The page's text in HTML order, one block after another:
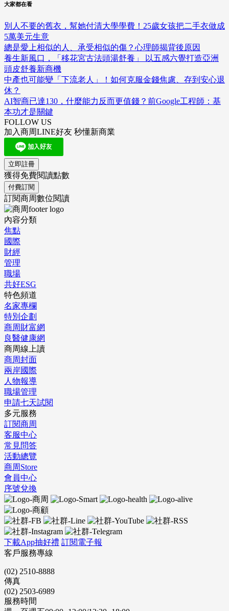
大家都在看
別人不要的舊衣，幫她付清大學學費！25歲女孩把二手衣做成
5萬美元生意
總是愛上相似的人、承受相似的傷？心理師揭背後原因
養生新風口，「移花宮古法頭湯舒養」 以五感六覺打造亞洲
頭皮舒養新商機
中產也可能變「下流老人」！如何克服金錢焦慮、存到安心退
休？
AI智商已達130，什麼能力反而更值錢？前Google工程師：基
本功才是關鍵
FOLLOW US
加入商周LINE好友 秒懂新商業
立即註冊
獲得免費閱讀點數
付費訂閱
訂閱商周數位閱讀
內容分類
焦點
國際
財經
管理
職場
共好ESG
特色頻道
名家專欄
特別企劃
商周財富網
良醫健康網
商周線上讀
商周封面
兩岸國際
人物報導
職場管理
申請七天試閱
多元服務
訂閱商周
客服中心
常見問答
活動總覽
商周Store
會員中心
序號兌換
下載App抽好禮 訂閱電子報
客戶服務專線
(02) 2510-8888
傳真
(02) 2503-6989
服務時間